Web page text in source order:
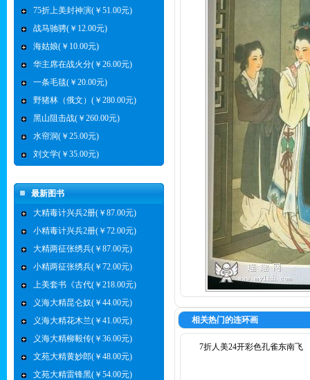
75折上美封神演(￥51.00元)
战马驰骋(￥12.00元)
海姑娘(￥10.00元)
华主席在战火分(￥26.00元)
一条毛毯(￥20.00元)
野猪林（俄文）(￥280.00元)
黑山阻击战(￥260.00元)
水帘洞(￥25.00元)
刘文学(￥35.00元)
最新图书
大精毒计兴兵2册(￥87.00元)
小精毒计兴兵2册(￥72.00元)
大精两征张绣兵(￥87.00元)
小精两征张绣兵(￥72.00元)
上美套书《古代(￥218.00元)
义海大精昆仑奴(￥44.00元)
义海大精花木兰(￥41.00元)
义海大精柳毅传(￥36.00元)
文苑大精黄妙郎(￥48.00元)
文苑大精雷锋黑(￥54.00元)
相关热门的连环画
7折人美24开彩色孔雀东南飞